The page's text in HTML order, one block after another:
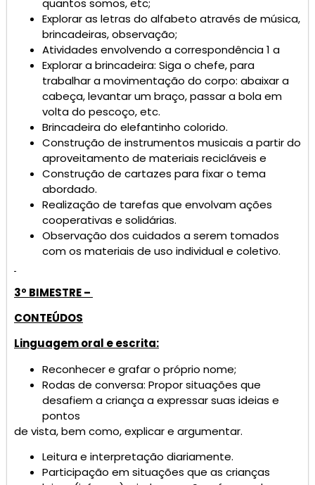
quantos somos, etc;
Explorar as letras do alfabeto através de música,
brincadeiras, observação;
Atividades envolvendo a correspondência 1 a
Explorar a brincadeira: Siga o chefe, para
trabalhar a movimentação do corpo: abaixar a
cabeça, levantar um braço, passar a bola em
volta do pescoço, etc.
Brincadeira do elefantinho colorido.
Construção de instrumentos musicais a partir do
aproveitamento de materiais recicláveis e
Construção de cartazes para fixar o tema
abordado.
Realização de tarefas que envolvam ações
cooperativas e solidárias.
Observação dos cuidados a serem tomados
com os materiais de uso individual e coletivo.
3º BIMESTRE –
CONTEÚDOS
Linguagem oral e escrita:
Reconhecer e grafar o próprio nome;
Rodas de conversa: Propor situações que
desafiem a criança a expressar suas ideias e
pontos
de vista, bem como, explicar e argumentar.
Leitura e interpretação diariamente.
Participação em situações que as crianças